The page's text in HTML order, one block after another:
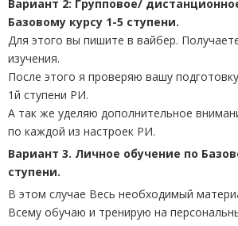
Вариант 2: Групповое/
Базовому курсу 1-5 ступени.
Для этого вы пишите в вайбер.
изучения.
После этого я проверяю вашу
1й ступени РИ.
А так же уделяю дополнительное
по каждой из настроек РИ.
Вариант 3. Личное обучение по
ступени.
В этом случае Весь необходимый
Всему обучаю и тренирую на